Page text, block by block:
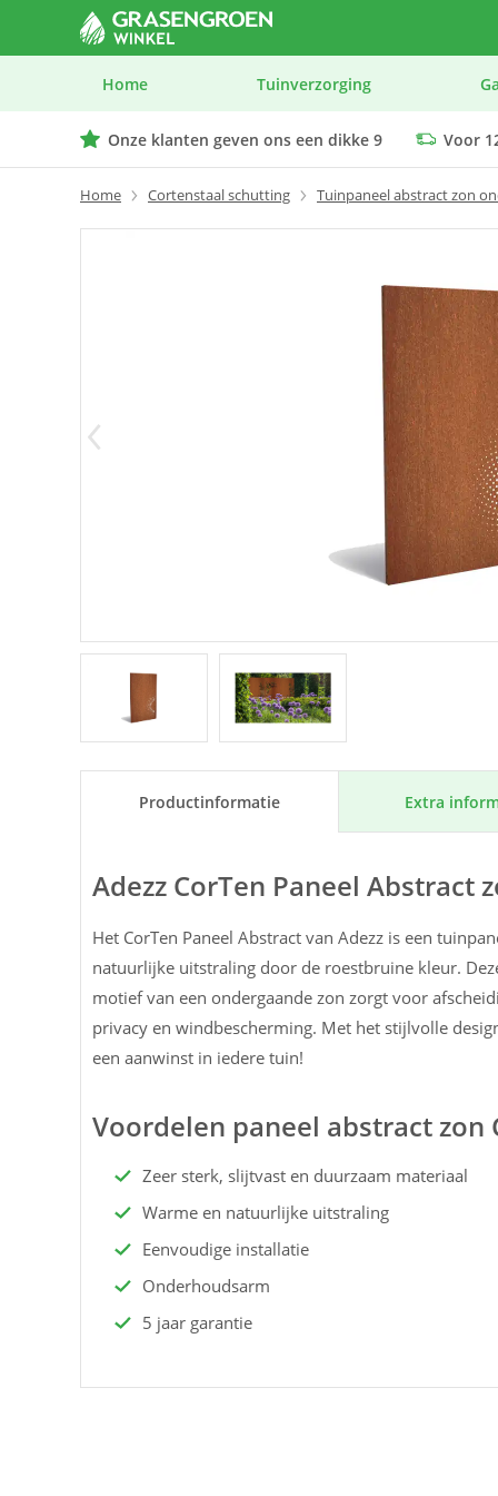
Home Tuinverzorging
Onze klanten geven ons een dikke 9
Voor
We geven advies op maat bij elk product
Home Cortenstaal schutting Tuinpaneel abstract zon
Product­informatie Extra
Adezz CorTen Paneel Abstract
Het CorTen Paneel Abstract van Adezz is een
natuurlijke uitstraling door de roestbruine kleur.
motief van een ondergaande zon zorgt voor
privacy en windbescherming. Met het stijlvolle
een aanwinst in iedere tuin!
Voordelen paneel abstract zon
Zeer sterk, slijtvast en duurzaam materiaal
Warme en natuurlijke uitstraling
Eenvoudige installatie
Onderhoudsarm
5 jaar garantie